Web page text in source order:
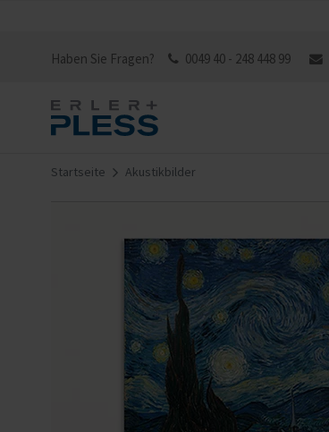
Haben Sie Fragen? 0049 40 - 248 448 99
Startseite Akustikbilder